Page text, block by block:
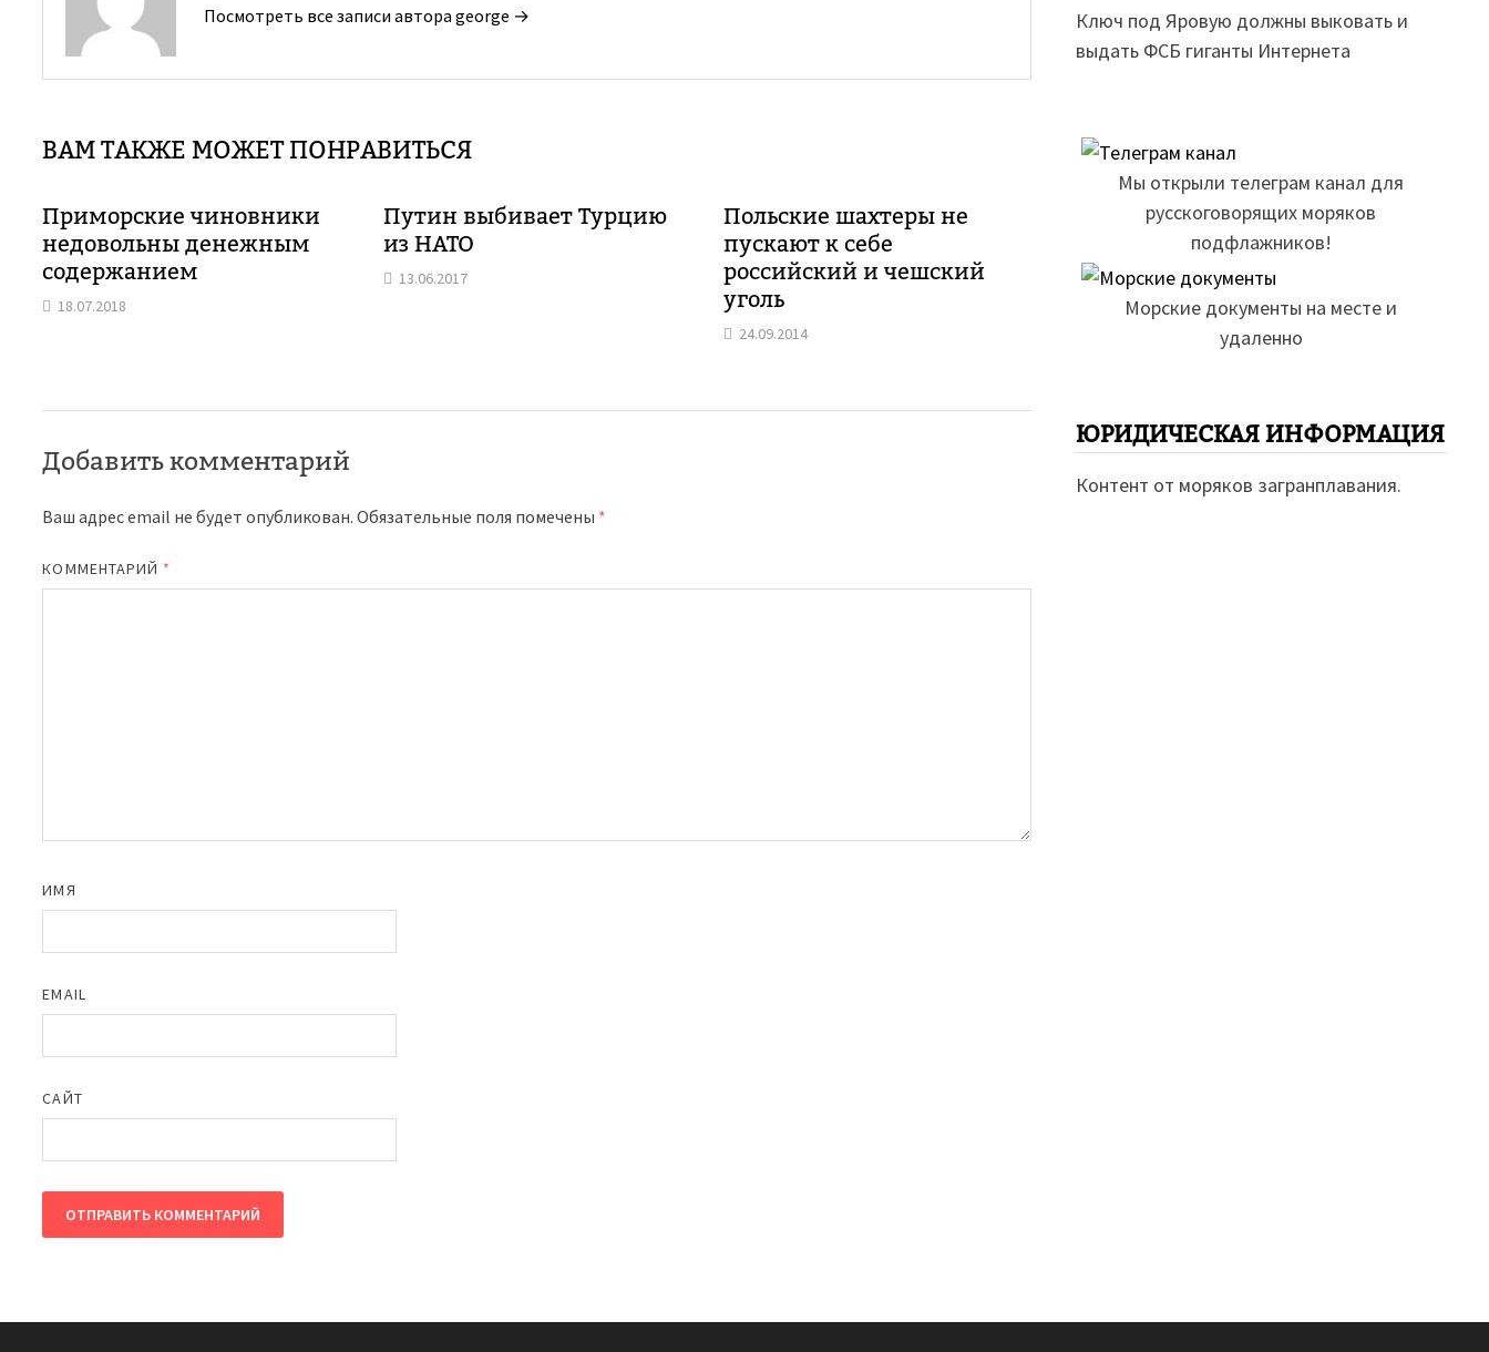
Посмотреть все записи автора george →
ВАМ ТАКЖЕ МОЖЕТ ПОНРАВИТЬСЯ
Приморские чиновники
недовольны денежным
содержанием
18.07.2018
Путин выбивает Турцию
из НАТО
13.06.2017
Польские шахтеры не
пускают к себе
российский и чешский
уголь
24.09.2014
Добавить комментарий
Ваш адрес email не будет опубликован. Обязательные поля помечены *
КОММЕНТАРИЙ *
ИМЯ
EMAIL
САЙТ
Ключ под Яровую должны выковать и
выдать ФСБ гиганты Интернета
Мы открыли телеграм канал для
русскоговорящих моряков
подфлажников!
Морские документы на месте и
удаленно
ЮРИДИЧЕСКАЯ ИНФОРМАЦИЯ
Контент от моряков загранплавания.